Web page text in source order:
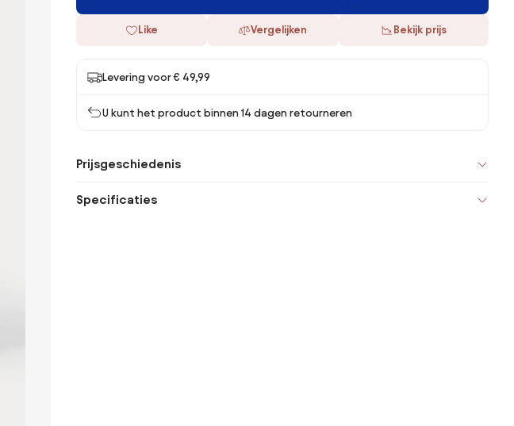
Like Vergelijken Bekijk prijs
Levering voor € 49,99
U kunt het product binnen 14 dagen retourneren
Prijsgeschiedenis
Specificaties